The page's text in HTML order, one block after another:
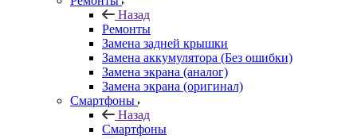
Назад
Ремонты
Замена задней крышки
Замена аккумулятора (Без ошибки)
Замена экрана (аналог)
Замена экрана (оригинал)
Смартфоны
Назад
Смартфоны